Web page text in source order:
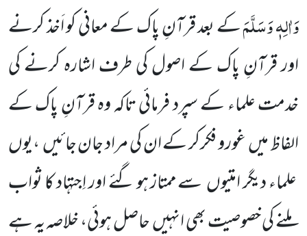
وَاٰلِہٖ وَسَلَّمَکے بعد قرآنِ پاک کے معانی کو اَخذ کرنے
اور قرآنِ پاک کے اصول کی طرف اشارہ کرنے کی
خدمت علماء کے سپرد فرمائی تاکہ وہ قرآنِ پاک کے
الفاظ میںغورو فکرکر کے ان کی مرادجان جائیں،یوں
علماء دیگر امتیوںسے ممتاز ہو گئے اور اِجتہاد کا ثواب
ملنے کی خصوصیت بھی انہیںحاصل ہوئی، خلاصہیہہے